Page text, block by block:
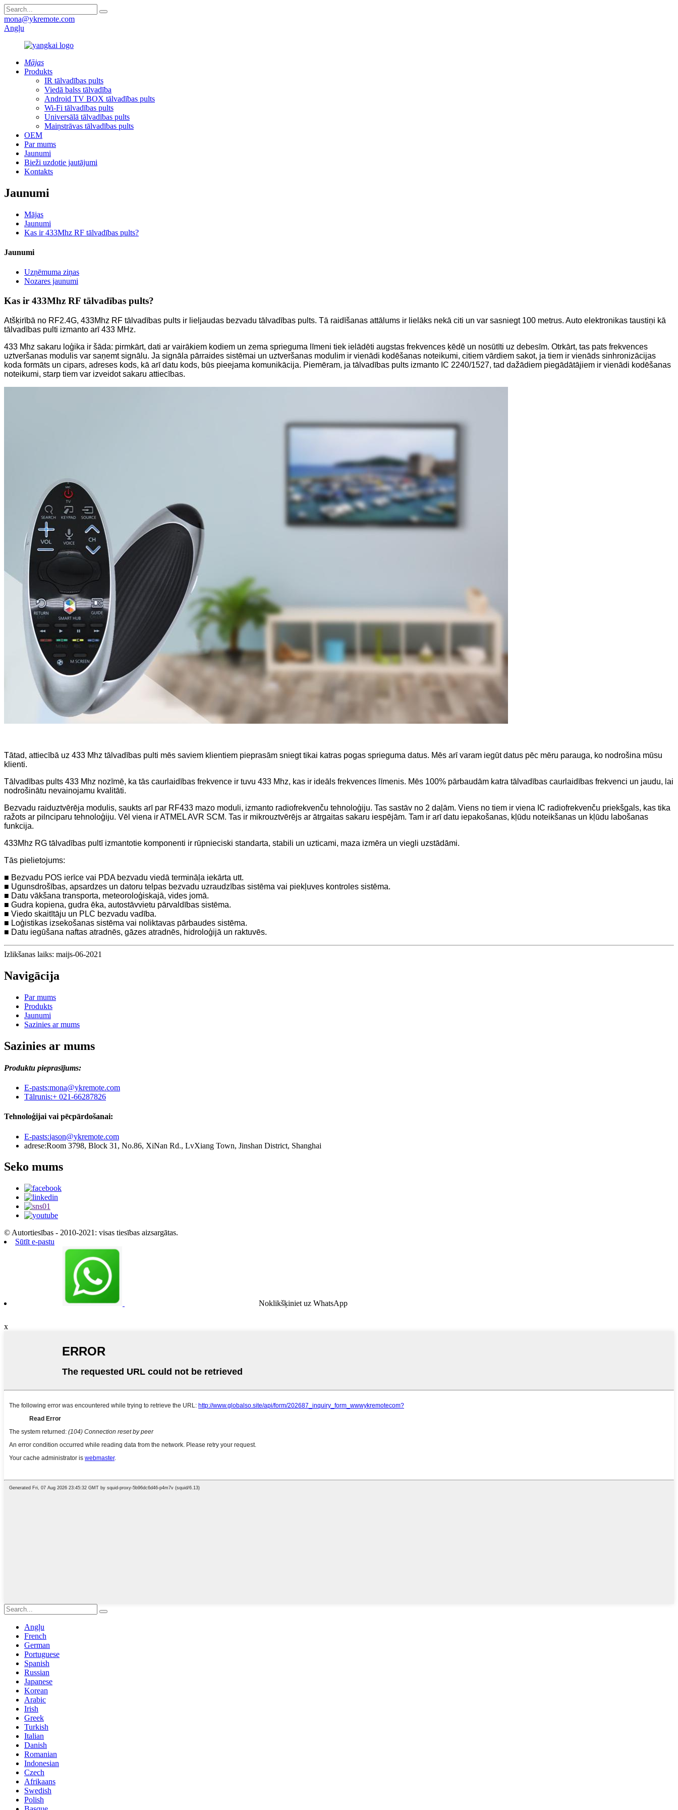
mona@ykremote.com
Angļu
Mājas
Produkts
IR tālvadības pults
Viedā balss tālvadība
Android TV BOX tālvadības pults
Wi-Fi tālvadības pults
Universālā tālvadības pults
Maiņstrāvas tālvadības pults
OEM
Par mums
Jaunumi
Bieži uzdotie jautājumi
Kontakts
Jaunumi
Mājas
Jaunumi
Kas ir 433Mhz RF tālvadības pults?
Jaunumi
Uzņēmuma ziņas
Nozares jaunumi
Kas ir 433Mhz RF tālvadības pults?
Atšķirībā no RF2.4G, 433Mhz RF tālvadības pults ir lieljaudas bezvadu tālvadības pults. Tā raidīšanas attālums ir lielāks nekā citi un var sasniegt 100 metrus. Auto elektronikas taustiņi kā
tālvadības pulti izmanto arī 433 MHz.
433 Mhz sakaru loģika ir šāda: pirmkārt, dati ar vairākiem kodiem un zema sprieguma līmeni tiek ielādēti augstas frekvences ķēdē un nosūtīti uz debesīm. Otrkārt, tas pats frekvences
uztveršanas modulis var saņemt signālu. Ja signāla pārraides sistēmai un uztveršanas modulim ir vienādi kodēšanas noteikumi, citiem vārdiem sakot, ja tiem ir vienāds sinhronizācijas
koda formāts un cipars, adreses kods, kā arī datu kods, būs pieejama komunikācija. Piemēram, ja tālvadības pults izmanto IC 2240/1527, tad dažādiem piegādātājiem ir vienādi kodēšanas
noteikumi, starp tiem var izveidot sakaru attiecības.
Tātad, attiecībā uz 433 Mhz tālvadības pulti mēs saviem klientiem pieprasām sniegt tikai katras pogas sprieguma datus. Mēs arī varam iegūt datus pēc mēru parauga, ko nodrošina mūsu
klienti.
Tālvadības pults 433 Mhz nozīmē, ka tās caurlaidības frekvence ir tuvu 433 Mhz, kas ir ideāls frekvences līmenis. Mēs 100% pārbaudām katra tālvadības caurlaidības frekvenci un jaudu, lai
nodrošinātu nevainojamu kvalitāti.
Bezvadu raiduztvērēja modulis, saukts arī par RF433 mazo moduli, izmanto radiofrekvenču tehnoloģiju. Tas sastāv no 2 daļām. Viens no tiem ir viena IC radiofrekvenču priekšgals, kas tika
ražots ar pilnciparu tehnoloģiju. Vēl viena ir ATMEL AVR SCM. Tas ir mikrouztvērējs ar ātrgaitas sakaru iespējām. Tam ir arī datu iepakošanas, kļūdu noteikšanas un kļūdu labošanas
funkcija.
433Mhz RG tālvadības pultī izmantotie komponenti ir rūpnieciski standarta, stabili un uzticami, maza izmēra un viegli uzstādāmi.
Tās pielietojums:
■ Bezvadu POS ierīce vai PDA bezvadu viedā termināļa iekārta utt.
■ Ugunsdrošības, apsardzes un datoru telpas bezvadu uzraudzības sistēma vai piekļuves kontroles sistēma.
■ Datu vākšana transporta, meteoroloģiskajā, vides jomā.
■ Gudra kopiena, gudra ēka, autostāvvietu pārvaldības sistēma.
■ Viedo skaitītāju un PLC bezvadu vadība.
■ Loģistikas izsekošanas sistēma vai noliktavas pārbaudes sistēma.
■ Datu iegūšana naftas atradnēs, gāzes atradnēs, hidroloģijā un raktuvēs.
Izlikšanas laiks: maijs-06-2021
Navigācija
Par mums
Produkts
Jaunumi
Sazinies ar mums
Sazinies ar mums
Produktu pieprasījums:
E-pasts:mona@ykremote.com
Tālrunis:+ 021-66287826
Tehnoloģijai vai pēcpārdošanai:
E-pasts:jason@ykremote.com
adrese:Room 3798, Block 31, No.86, XiNan Rd., LvXiang Town, Jinshan District, Shanghai
Seko mums
© Autortiesības - 2010-2021: visas tiesības aizsargātas.
Sūtīt e-pastu
Noklikšķiniet uz WhatsApp
x
Angļu
French
German
Portuguese
Spanish
Russian
Japanese
Korean
Arabic
Irish
Greek
Turkish
Italian
Danish
Romanian
Indonesian
Czech
Afrikaans
Swedish
Polish